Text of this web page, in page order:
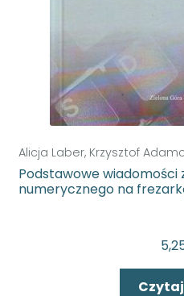
Alicja Laber, Krzysztof
Podstawowe
numerycznego na